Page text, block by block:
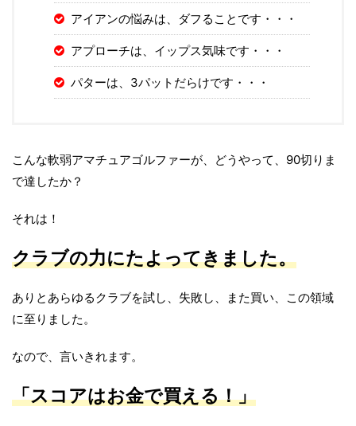
アイアンの悩みは、ダフることです・・・
アプローチは、イップス気味です・・・
パターは、3パットだらけです・・・
こんな軟弱アマチュアゴルファーが、どうやって、90切りま
で達したか？
それは！
クラブの力にたよってきました。
ありとあらゆるクラブを試し、失敗し、また買い、この領域
に至りました。
なので、言いきれます。
「スコアはお金で買える！」